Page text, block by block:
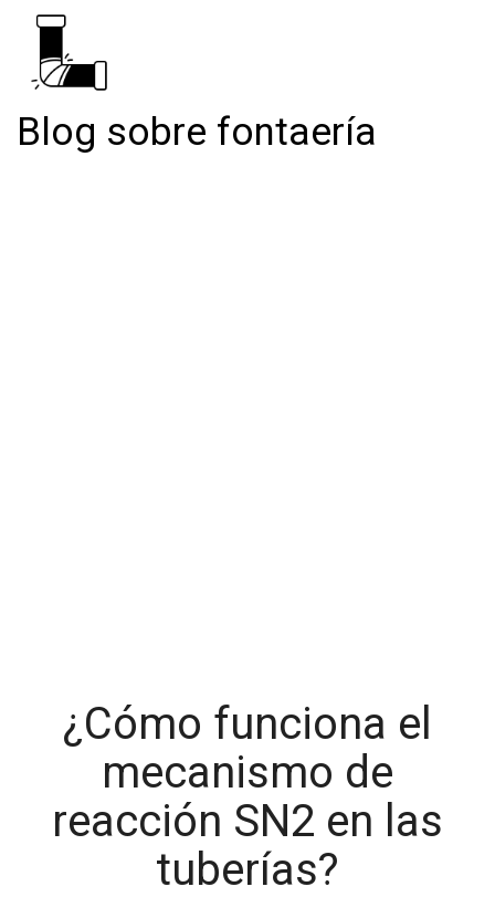
Blog sobre fontaería
¿Cómo funciona el
mecanismo de
reacción SN2 en las
tuberías?